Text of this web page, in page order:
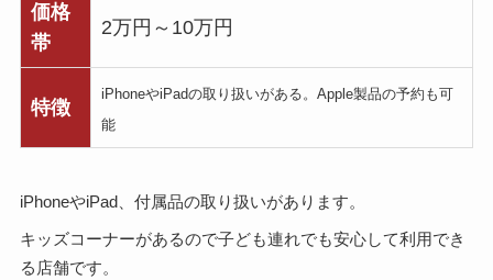
価格
帯
2万円～10万円
特徴
iPhoneやiPadの取り扱いがある。Apple製品の予約も可
能
iPhoneやiPad、付属品の取り扱いがあります。
キッズコーナーがあるので子ども連れでも安心して利用でき
る店舗です。